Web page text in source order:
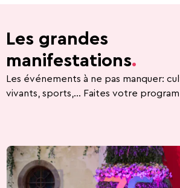
Les grandes
manifestations.
Les événements à ne pas manquer:
vivants, sports,... Faites votre